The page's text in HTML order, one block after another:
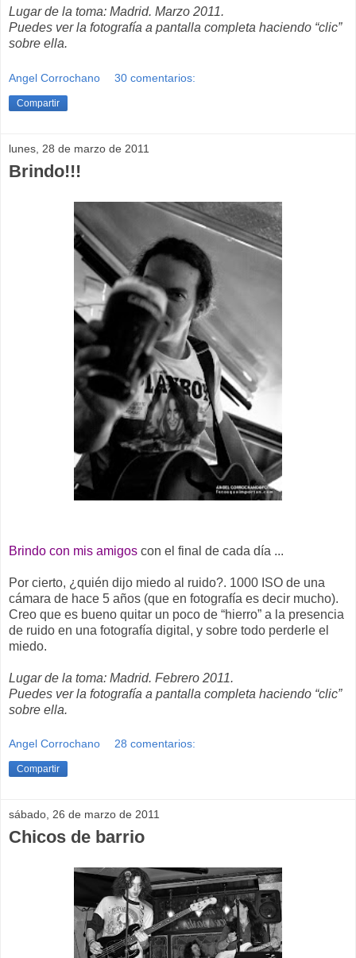
Lugar de la toma: Madrid. Marzo 2011.
Puedes ver la fotografía a pantalla completa haciendo “clic”
sobre ella.
Angel Corrochano 30 comentarios:
Compartir
lunes, 28 de marzo de 2011
Brindo!!!
Brindo con mis amigos con el final de cada día ...
Por cierto, ¿quién dijo miedo al ruido?. 1000 ISO de una
cámara de hace 5 años (que en fotografía es decir mucho).
Creo que es bueno quitar un poco de “hierro” a la presencia
de ruido en una fotografía digital, y sobre todo perderle el
miedo.
Lugar de la toma: Madrid. Febrero 2011.
Puedes ver la fotografía a pantalla completa haciendo “clic”
sobre ella.
Angel Corrochano 28 comentarios:
Compartir
sábado, 26 de marzo de 2011
Chicos de barrio